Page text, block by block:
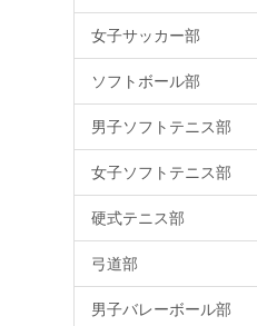
女子サッカー部
ソフトボール部
男子ソフトテニス部
女子ソフトテニス部
硬式テニス部
弓道部
男子バレーボール部